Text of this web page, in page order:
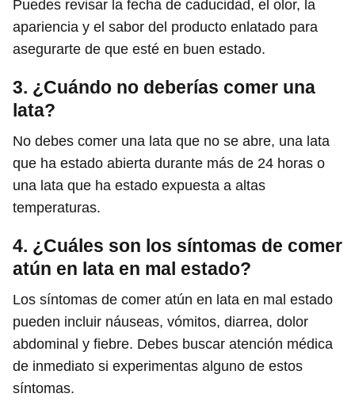
Puedes revisar la fecha de caducidad, el olor, la
apariencia y el sabor del producto enlatado para
asegurarte de que esté en buen estado.
3. ¿Cuándo no deberías comer una
lata?
No debes comer una lata que no se abre, una lata
que ha estado abierta durante más de 24 horas o
una lata que ha estado expuesta a altas
temperaturas.
4. ¿Cuáles son los síntomas de comer
atún en lata en mal estado?
Los síntomas de comer atún en lata en mal estado
pueden incluir náuseas, vómitos, diarrea, dolor
abdominal y fiebre. Debes buscar atención médica
de inmediato si experimentas alguno de estos
síntomas.